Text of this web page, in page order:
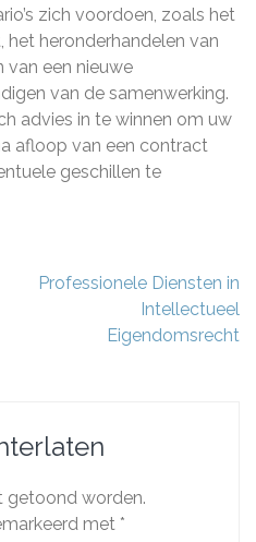
zich voordoen, zoals het
heronderhandelen van
van een nieuwe
van de samenwerking.
advies in te winnen om uw
afloop van een contract
geschillen te
Professionele Diensten in
Intellectueel
Eigendomsrecht
getoond worden.
met *